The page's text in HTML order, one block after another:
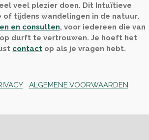
veel plezier doen. Dit Intuïtieve
of tijdens wandelingen in de natuur.
en consulten, voor iedereen die van
durft te vertrouwen. Je hoeft het
contact op als je vragen hebt.
ALGEMENE VOORWAARDEN